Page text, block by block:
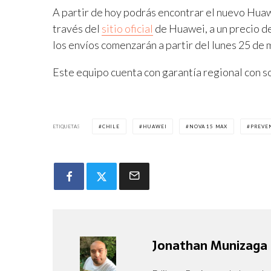
A partir de hoy podrás encontrar el nuevo
través del sitio oficial de Huawei, a un precio
los envíos comenzarán a partir del lunes 25 de
Este equipo cuenta con garantía regional con
ETIQUETAS CHILE HUAWEI NOVA 15 MAX
Jonathan Munizaga